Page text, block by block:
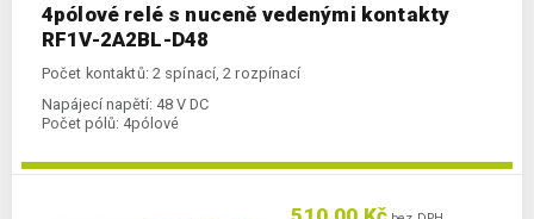
4pólové relé s nuceně vedenými kontakty
RF1V-2A2BL-D48
Počet kontaktů: 2 spínací, 2 rozpínací
Napájecí napětí: 48 V DC
Počet pólů: 4pólové